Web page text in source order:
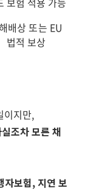
배상 또는 EU
법적 보상
이지만,
조차 모른 채
자보험, 지연 보